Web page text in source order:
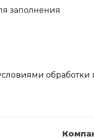
заполнения
обработки